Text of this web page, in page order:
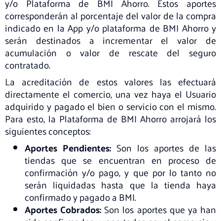
corresponderán al porcentaje del valor de la compra
indicado en la App y/o plataforma de BMI Ahorro y
serán destinados a incrementar el valor de
acumulación o valor de rescate del seguro
contratado.
La acreditación de estos valores las efectuará
directamente el comercio, una vez haya el Usuario
adquirido y pagado el bien o servicio con el mismo.
Para esto, la Plataforma de BMI Ahorro arrojará los
siguientes conceptos:
Aportes Pendientes: Son los aportes de las
tiendas que se encuentran en proceso de
confirmación y/o pago, y que por lo tanto no
serán liquidadas hasta que la tienda haya
confirmado y pagado a BMI.
Aportes Cobrados: Son los aportes que ya han